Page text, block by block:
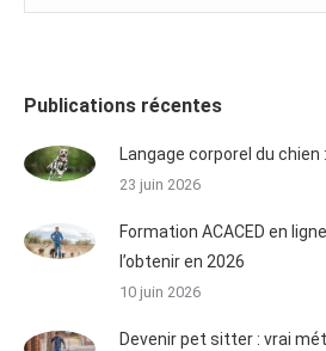
Publications récentes
Langage corporel du chien
23 juin 2026
Formation ACACED en
l’obtenir en 2026
10 juin 2026
Devenir pet sitter : vrai